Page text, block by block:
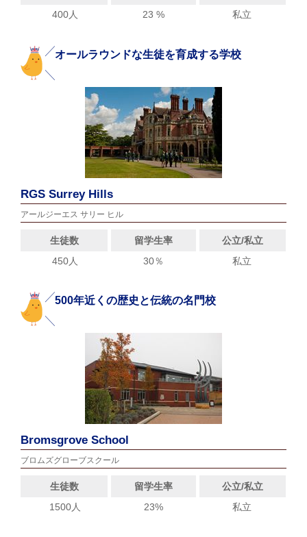
400人
23 % 私立
オールラウンドな生徒を育成する学校
RGS Surrey Hills
アールジーエス サリー ヒル
生徒数 留学生率
公立/私立
450人
30％ 私立
500年近くの歴史と伝統の名門校
Bromsgrove School
ブロムズグローブスクール
生徒数 留学生率
公立/私立
1500人
23% 私立